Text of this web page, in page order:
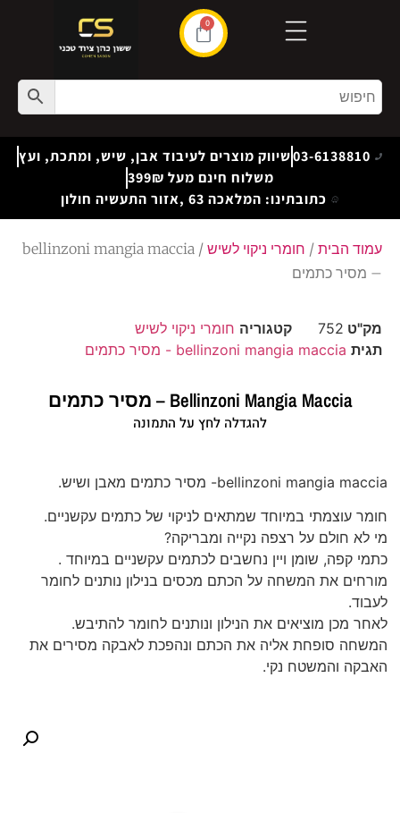
0
03-6138810שיווק מוצרים לעיבוד אבן, שיש, ומתכת, ועץ
משלוח חינם מעל 399₪
כתובתינו: המלאכה 63 ,אזור התעשיה חולון
עמוד הבית / חומרי ניקוי לשיש
/ bellinzoni mangia maccia
– מסיר כתמים
מק"ט 752 קטגוריה חומרי ניקוי לשיש
תגית bellinzoni mangia maccia - מסיר כתמים
Bellinzoni Mangia Maccia – מסיר כתמים
להגדלה לחץ על התמונה
bellinzoni mangia maccia- מסיר כתמים מאבן ושיש.
חומר עוצמתי במיוחד שמתאים לניקוי של כתמים עקשניים.
מי לא חולם על רצפה נקייה ומבריקה?
כתמי קפה, שומן ויין נחשבים לכתמים עקשניים במיוחד .
מורחים את המשחה על הכתם מכסים בנילון נותנים לחומר
לעבוד.
לאחר מכן מוציאים את הנילון ונותנים לחומר להתיבש.
המשחה סופחת אליה את הכתם ונהפכת לאבקה מסירים את
האבקה והמשטח נקי.